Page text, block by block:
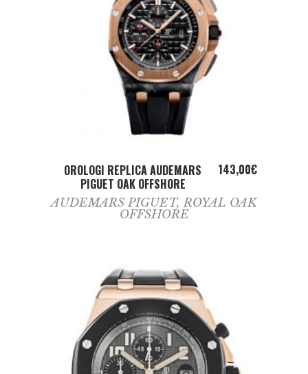
ADD TO CART
OROLOGI REPLICA AUDEMARS
PIGUET OAK OFFSHORE
143,00€
AUDEMARS PIGUET, ROYAL OAK
OFFSHORE